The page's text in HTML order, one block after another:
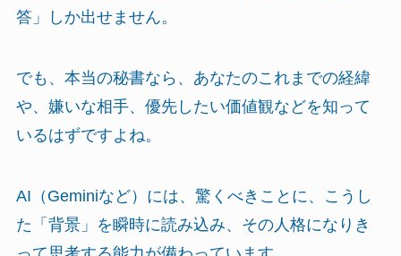
答」しか出せません。
でも、本当の秘書なら、あなたのこれまでの経緯
や、嫌いな相手、優先したい価値観などを知って
いるはずですよね。
AI（Geminiなど）には、驚くべきことに、こうし
た「背景」を瞬時に読み込み、その人格になりき